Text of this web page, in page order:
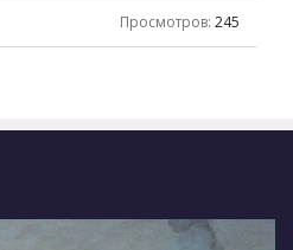
Просмотров: 245